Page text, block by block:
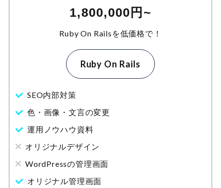
1,800,000円~
Ruby On Railsを低価格で！
Ruby On Rails
SEO内部対策
色・画像・文言の変更
運用ノウハウ資料
オリジナルデザイン
WordPressの管理画面
オリジナル管理画面